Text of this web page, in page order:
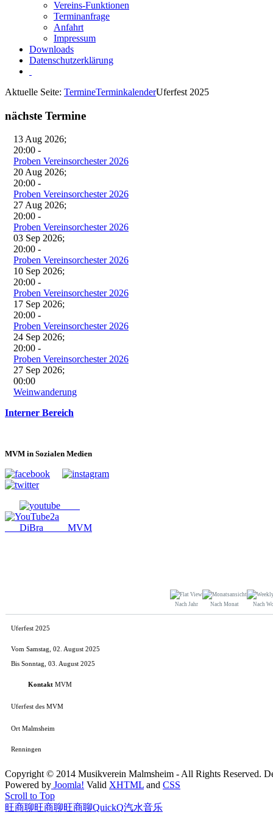
Vereins-Funktionen
Terminanfrage
Anfahrt
Impressum
Downloads
Datenschutzerklärung
Aktuelle Seite: TermineTerminkalenderUferfest 2025
nächste Termine
13 Aug 2026;
20:00 -
Proben Vereinsorchester 2026
20 Aug 2026;
20:00 -
Proben Vereinsorchester 2026
27 Aug 2026;
20:00 -
Proben Vereinsorchester 2026
03 Sep 2026;
20:00 -
Proben Vereinsorchester 2026
10 Sep 2026;
20:00 -
Proben Vereinsorchester 2026
17 Sep 2026;
20:00 -
Proben Vereinsorchester 2026
24 Sep 2026;
20:00 -
Proben Vereinsorchester 2026
27 Sep 2026;
00:00
Weinwanderung
Interner Bereich
MVM in Sozialen Medien
DiBra MVM
Nach Jahr Nach Monat Nach
Uferfest 2025
Vom Samstag, 02. August 2025
Bis Sonntag, 03. August 2025
Kontakt MVM
Uferfest des MVM
Ort Malmsheim
Renningen
Copyright © 2014 Musikverein Malmsheim - All Rights Reserved.
Powered by Joomla! Valid XHTML and CSS
Scroll to Top
旺商聊旺商聊旺商聊QuickQ汽水音乐